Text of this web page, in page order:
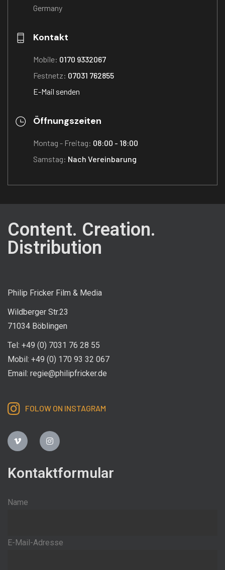
Germany
Kontakt
Mobile: 0170 9332067
Festnetz: 07031 762855
E-Mail senden
Öffnungszeiten
Montag - Freitag: 08:00 - 18:00
Samstag: Nach Vereinbarung
Content. Creation.
Distribution
Philip Fricker Film & Media
Wildberger Str.23
71034 Böblingen
Tel: +49 (0) 7031 76 28 55
Mobil: +49 (0) 170 93 32 067
Email: regie@philipfricker.de
FOLOW ON INSTAGRAM
Kontaktformular
Name
E-Mail-Adresse